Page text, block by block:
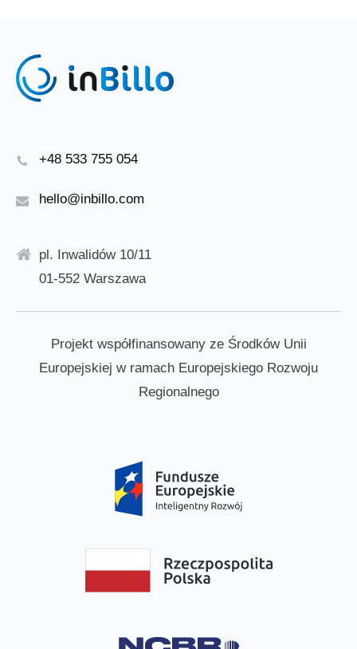
+48 533 755 054
hello@inbillo.com
pl. Inwalidów 10/11
01-552 Warszawa
Projekt współfinansowany ze Środków Unii
Europejskiej w ramach Europejskiego Rozwoju
Regionalnego